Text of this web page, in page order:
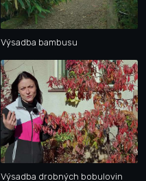
Výsadba bambusu
Výsadba drobných bobulovin